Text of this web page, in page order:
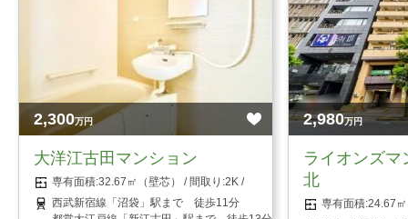
2,300万円
大洋江古田マンション
32.67㎡（壁芯）
2K
西武新宿線「沼袋」駅まで 徒歩11分
2,980万円
ライオンズマ
北
24.67